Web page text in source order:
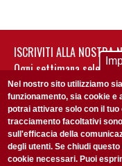
ISCRIVITI ALLA NOSTRA
Ogni settimana
non perderti gli
Nel nostro sito utilizziamo
funzionamento, sia cookie
potrai attivare solo con il
tracciamento facoltativi
sull'efficacia della
degli utenti. Se chiudi
cookie necessari. Puoi